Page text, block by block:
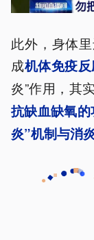
此外，身体
成机体免疫
炎”作用，其
抗缺血缺氧
炎”机制与消